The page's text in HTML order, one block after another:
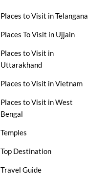
Places to Visit in Telangana
Places To Visit in Ujjain
Places to Visit in
Uttarakhand
Places to Visit in Vietnam
Places to Visit in West
Bengal
Temples
Top Destination
Travel Guide